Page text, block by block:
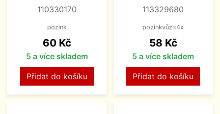
110330170
pozink
Cena
60 Kč
5 a více skladem
Přidat do košíku
113329680
pozinkvůz=4x
Cena
58 Kč
5 a více skladem
Přidat do košíku